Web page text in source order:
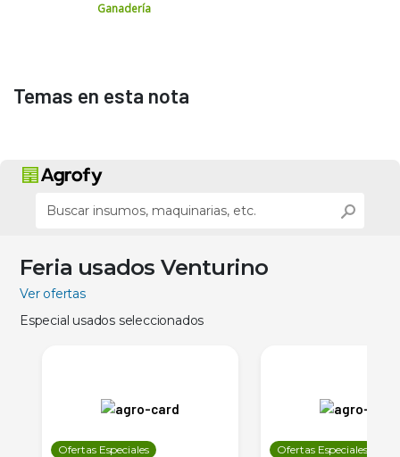
Ganadería
Temas en esta nota
Feria usados Venturino
Ver ofertas
Especial usados seleccionados
Ofertas Especiales Ofertas Especiales